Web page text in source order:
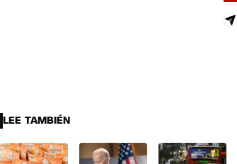
LEE TAMBIÉN